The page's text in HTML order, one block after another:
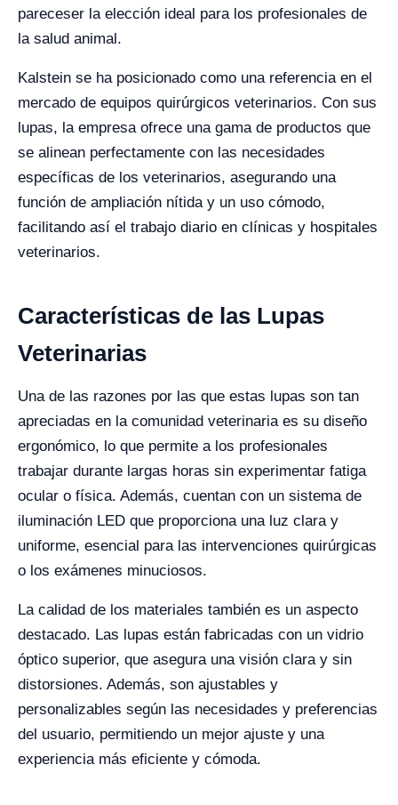
pareceser la elección ideal para los profesionales de
la salud animal.
Kalstein se ha posicionado como una referencia en el
mercado de equipos quirúrgicos veterinarios. Con sus
lupas, la empresa ofrece una gama de productos que
se alinean perfectamente con las necesidades
específicas de los veterinarios, asegurando una
función de ampliación nítida y un uso cómodo,
facilitando así el trabajo diario en clínicas y hospitales
veterinarios.
Características de las Lupas
Veterinarias
Una de las razones por las que estas lupas son tan
apreciadas en la comunidad veterinaria es su diseño
ergonómico, lo que permite a los profesionales
trabajar durante largas horas sin experimentar fatiga
ocular o física. Además, cuentan con un sistema de
iluminación LED que proporciona una luz clara y
uniforme, esencial para las intervenciones quirúrgicas
o los exámenes minuciosos.
La calidad de los materiales también es un aspecto
destacado. Las lupas están fabricadas con un vidrio
óptico superior, que asegura una visión clara y sin
distorsiones. Además, son ajustables y
personalizables según las necesidades y preferencias
del usuario, permitiendo un mejor ajuste y una
experiencia más eficiente y cómoda.